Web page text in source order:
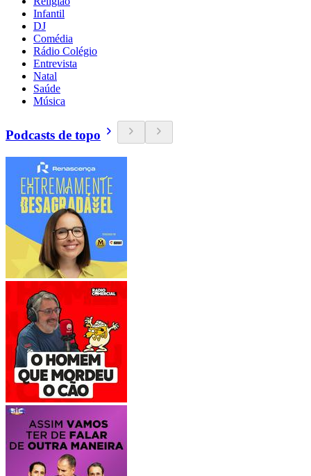
Infantil
DJ
Comédia
Rádio Colégio
Entrevista
Natal
Saúde
Música
Podcasts de topo